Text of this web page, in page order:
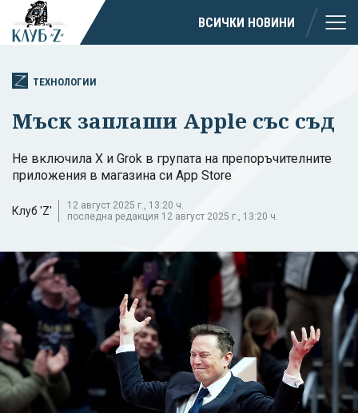
ВСИЧКИ НОВИНИ
ТЕХНОЛОГИИ
Мъск заплаши Apple със съд
Не включила Х и Grok в групата на препоръчителните
приложения в магазина си App Store
Клуб 'Z'
12 август 2025 г., 13:20 ч.
последна редакция 12 август 2025 г., 13:20 ч.